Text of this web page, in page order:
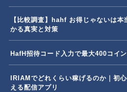
【比較調査】hahf お得じゃないは
かる真実と対策
HafH招待コード入力で最大400コイ
IRIAMでどれくらい稼げるのか｜初
える配信アプリ